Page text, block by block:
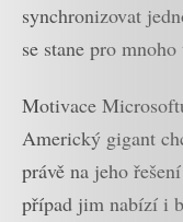
synchronizovat
se stane pro
Motivace
Americký gigant
právě na jeho
případ jim nabízí i